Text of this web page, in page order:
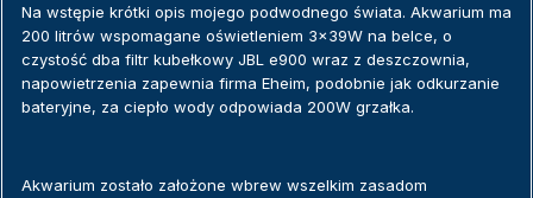
Na wstępie krótki opis mojego podwodnego świata. Akwarium ma
200 litrów wspomagane oświetleniem 3x39W na belce, o
czystość dba filtr kubełkowy JBL e900 wraz z deszczownia,
napowietrzenia zapewnia firma Eheim, podobnie jak odkurzanie
bateryjne, za ciepło wody odpowiada 200W grzałka.
Akwarium zostało założone wbrew wszelkim zasadom